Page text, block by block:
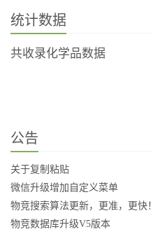
统计数据
共收录化学品数据
公告
关于复制粘贴
微信升级增加自定义菜单
物竞搜索算法更新，更准，更快！
物竞数据库升级V5版本